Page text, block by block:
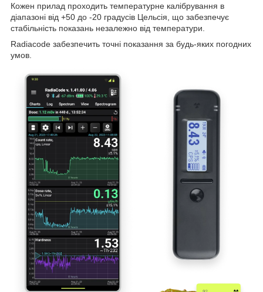
Кожен прилад проходить температурне калібрування в
діапазоні від +50 до -20 градусів Цельсія, що забезпечує
стабільність показань незалежно від температури.
Radiacode забезпечить точні показання за будь-яких погодних
умов.